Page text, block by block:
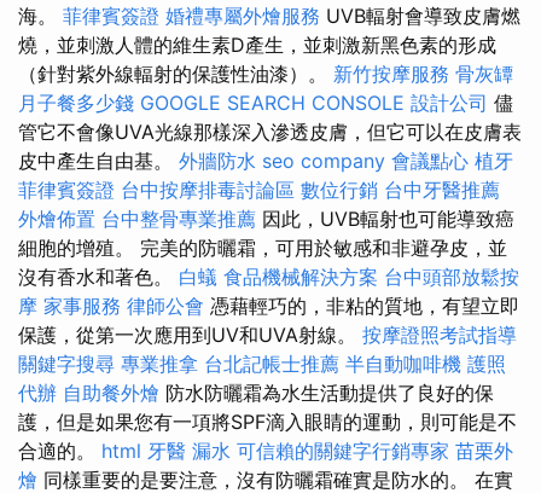
海。 菲律賓簽證 婚禮專屬外燴服務 UVB輻射會導致皮膚燃
燒，並刺激人體的維生素D產生，並刺激新黑色素的形成
（針對紫外線輻射的保護性油漆）。 新竹按摩服務 骨灰罈
月子餐多少錢 GOOGLE SEARCH CONSOLE 設計公司 儘
管它不會像UVA光線那樣深入滲透皮膚，但它可以在皮膚表
皮中產生自由基。 外牆防水 seo company 會議點心 植牙
菲律賓簽證 台中按摩排毒討論區 數位行銷 台中牙醫推薦
外燴佈置 台中整骨專業推薦 因此，UVB輻射也可能導致癌
細胞的增殖。 完美的防曬霜，可用於敏感和非避孕皮，並
沒有香水和著色。 白蟻 食品機械解決方案 台中頭部放鬆按
摩 家事服務 律師公會 憑藉輕巧的，非粘的質地，有望立即
保護，從第一次應用到UV和UVA射線。 按摩證照考試指導
關鍵字搜尋 專業推拿 台北記帳士推薦 半自動咖啡機 護照
代辦 自助餐外燴 防水防曬霜為水生活動提供了良好的保
護，但是如果您有一項將SPF滴入眼睛的運動，則可能是不
合適的。 html 牙醫 漏水 可信賴的關鍵字行銷專家 苗栗外
燴 同樣重要的是要注意，沒有防曬霜確實是防水的。 在實